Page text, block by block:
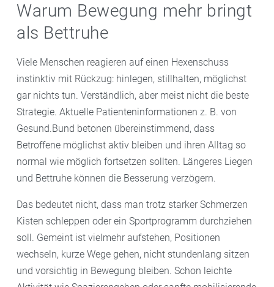
Warum Bewegung mehr bringt
als Bettruhe
Viele Menschen reagieren auf einen Hexenschuss
instinktiv mit Rückzug: hinlegen, stillhalten, möglichst
gar nichts tun. Verständlich, aber meist nicht die beste
Strategie. Aktuelle Patienteninformationen z. B. von
Gesund.Bund betonen übereinstimmend, dass
Betroffene möglichst aktiv bleiben und ihren Alltag so
normal wie möglich fortsetzen sollten. Längeres Liegen
und Bettruhe können die Besserung verzögern.
Das bedeutet nicht, dass man trotz starker Schmerzen
Kisten schleppen oder ein Sportprogramm durchziehen
soll. Gemeint ist vielmehr aufstehen, Positionen
wechseln, kurze Wege gehen, nicht stundenlang sitzen
und vorsichtig in Bewegung bleiben. Schon leichte